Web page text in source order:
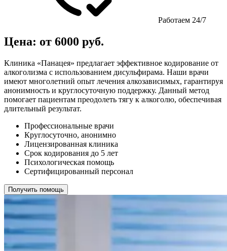
Работаем 24/7
Цена: от 6000 руб.
Клиника «Панацея» предлагает эффективное кодирование от
алкоголизма с использованием дисульфирама. Наши врачи
имеют многолетний опыт лечения алкозависимых, гарантируя
анонимность и круглосуточную поддержку. Данный метод
помогает пациентам преодолеть тягу к алкоголю, обеспечивая
длительный результат.
Профессиональные врачи
Круглосуточно, анонимно
Лицензированная клиника
Срок кодирования до 5 лет
Психологическая помощь
Сертифицированный персонал
Получить помощь